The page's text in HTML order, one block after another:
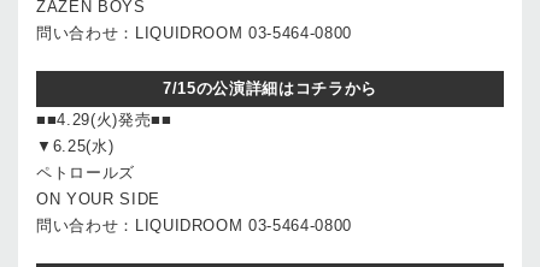
ZAZEN BOYS
問い合わせ：LIQUIDROOM 03-5464-0800
7/15の公演詳細はコチラから
■■4.29(火)発売■■
▼6.25(水)
ペトロールズ
ON YOUR SIDE
問い合わせ：LIQUIDROOM 03-5464-0800